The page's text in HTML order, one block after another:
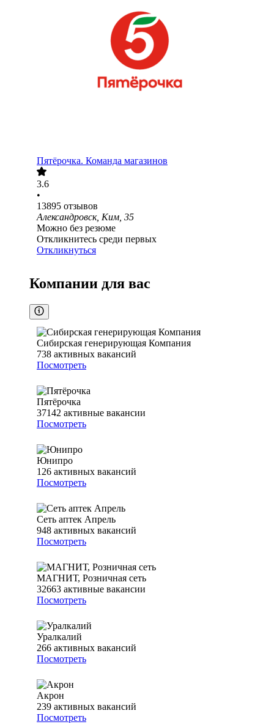
Пятёрочка. Команда магазинов
3.6
•
13895 отзывов
Александровск, Ким, 35
Можно без резюме
Откликнитесь среди первых
Откликнуться
Компании для вас
Сибирская генерирующая Компания
738 активных вакансий
Посмотреть
Пятёрочка
37142 активные вакансии
Посмотреть
Юнипро
126 активных вакансий
Посмотреть
Сеть аптек Апрель
948 активных вакансий
Посмотреть
МАГНИТ, Розничная сеть
32663 активные вакансии
Посмотреть
Уралкалий
266 активных вакансий
Посмотреть
Акрон
239 активных вакансий
Посмотреть